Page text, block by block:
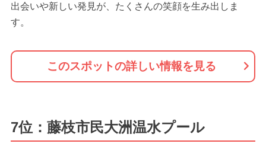
出会いや新しい発見が、たくさんの笑顔を生み出しま
す。
このスポットの詳しい情報を見る
7位：藤枝市民大洲温水プール